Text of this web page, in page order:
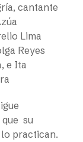
cantante
Lima
Reyes
e Ita
su
lo practican.